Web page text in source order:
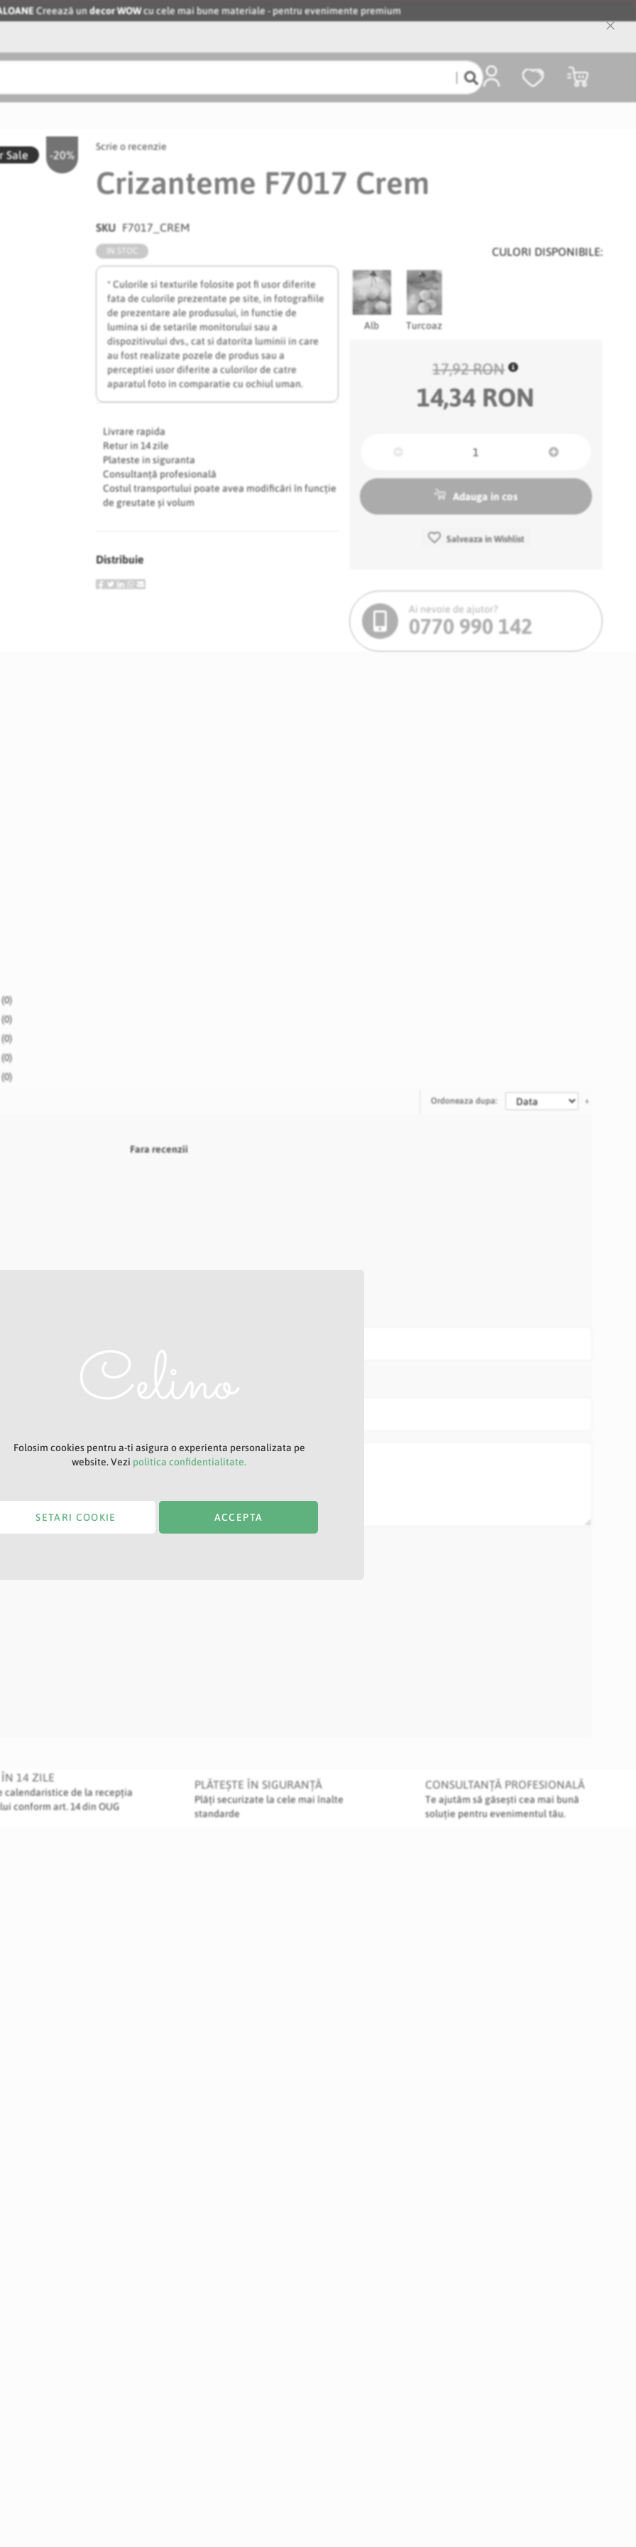
Creează undecor WOWcu cele mai bune materiale - pentru evenimente premium
Coșul meu
-20%
Sale
Scrie o recenzie
Crizanteme F7017 Crem
SKU F7017_CREM
* Culorile si texturile folosite pot fi usor diferite
fata de culorile prezentate pe site, in fotografiile
de prezentare ale produsului, in functie de
lumina si de setarile monitorului sau a
dispozitivului dvs., cat si datorita luminii in care
au fost realizate pozele de produs sau a
perceptiei usor diferite a culorilor de catre
aparatul foto in comparatie cu ochiul uman.
Livrare rapida
Retur in 14 zile
Plateste in siguranta
Consultanță profesională
Costul transportului poate avea modificări în funcție
de greutate și volum
Distribuie
CULORI DISPONIBILE:
Alb Turcoaz
17,92 RON
14,34 RON
Adauga in cos
Salveaza in Wishlist
Ai nevoie de ajutor?
0770 990 142
Ordoneaza dupa:
Fara recenzii
Titlu
ÎN 14 ZILE
calendaristice de la recepția
conform art. 14 din OUG
PLĂTEȘTE ÎN SIGURANȚĂ
Plăți securizate la cele mai înalte
standarde
CONSULTANȚĂ PROFESIONALĂ
Te ajutăm să găsești cea mai bună
soluție pentru evenimentul tău.
Folosim cookies pentru a-ti asigura o experienta personalizata pe
website. Vezi politica confidentialitate.
ACCEPTA
SETARI COOKIE